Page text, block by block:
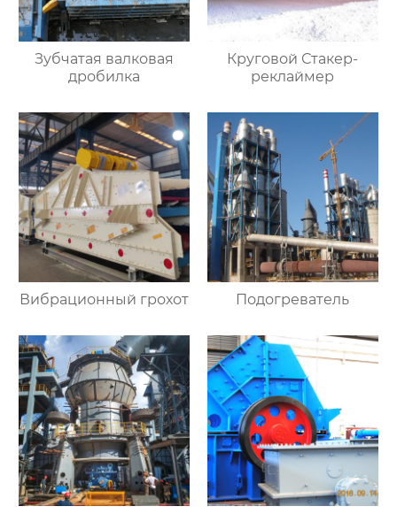
Зубчатая валковая
дробилка
Круговой Стакер-
реклаймер
Вибрационный грохот Подогреватель